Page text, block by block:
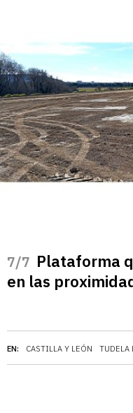
EN: CASTILLA Y LEÓN TUDELA
/7 Plataforma
en las